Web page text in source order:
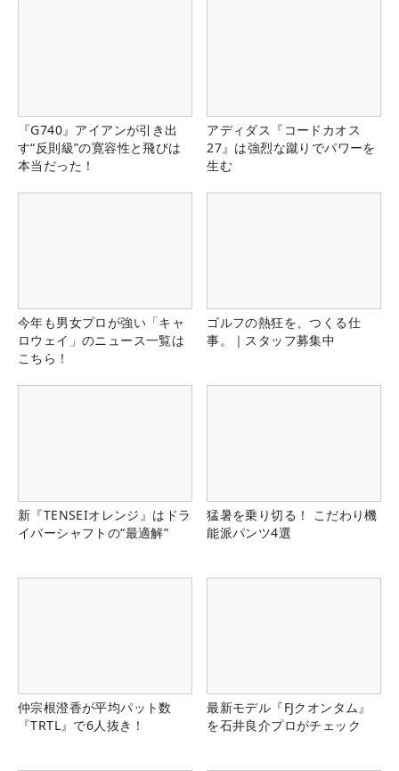
『G740』アイアンが引き出
す“反則級”の寛容性と飛びは
本当だった！
アディダス『コードカオス
27』は強烈な蹴りでパワーを
生む
今年も男女プロが強い「キャ
ロウェイ」のニュース一覧は
こちら！
ゴルフの熱狂を、つくる仕
事。｜スタッフ募集中
新『TENSEIオレンジ』はドラ
イバーシャフトの“最適解”
猛暑を乗り切る！ こだわり機
能派パンツ4選
仲宗根澄香が平均パット数
『TRTL』で6人抜き！
最新モデル『FJクオンタム』
を石井良介プロがチェック